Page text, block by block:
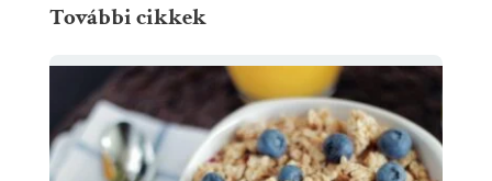
További cikkek